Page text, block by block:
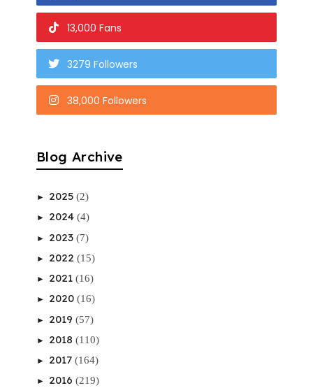
13,000 Fans
3279 Followers
38,000 Followers
Blog Archive
► 2025 (2)
► 2024 (4)
► 2023 (7)
► 2022 (15)
► 2021 (16)
► 2020 (16)
► 2019 (57)
► 2018 (110)
► 2017 (164)
► 2016 (219)